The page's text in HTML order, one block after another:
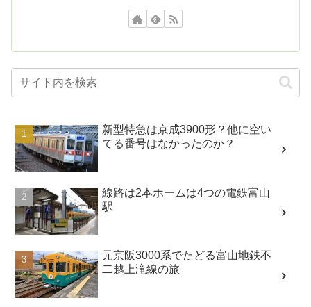
新型特急は京成3900形？他に空い
てる番号はなかったのか？
線路は2本ホームは4つの電鉄富山
駅
元京阪3000系でたどる富山地鉄不
二越上滝線の旅